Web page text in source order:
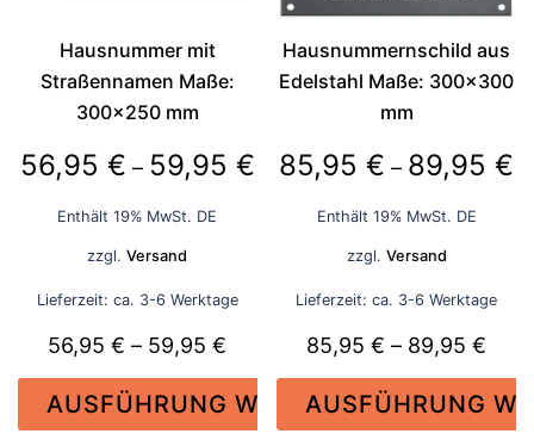
der
Produktseite
gewählt
auf
der
Produktseite
gewählt
Hausnummer mit
Straßennamen Maße:
300×250 mm
56,95 € – 59,95 €Preisspanne:
Enthält 19% MwSt. DE
zzgl.Versand
Lieferzeit: ca. 3-6 Werktage
56,95€ – 59,95€ Preisspanne:
56,95 €
bis
AUSFÜHRUNG WÄHLEN
Hausnummernschild aus
Edelstahl Maße: 300×300
mm
85,95€ – 89,95€
Enthält 19% MwSt. DE
zzgl. Versand
Lieferzeit: ca. 3-6 Werktage
85,95€ – 89,95€
bis
AUSFÜHRUNG